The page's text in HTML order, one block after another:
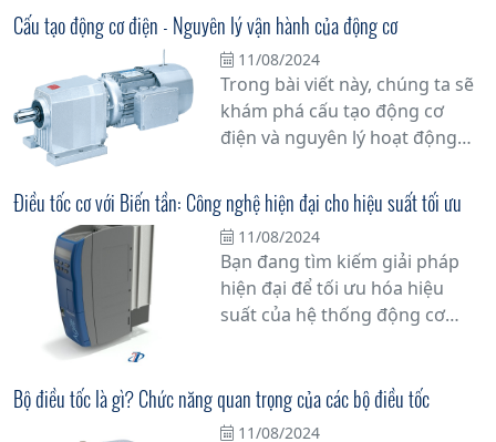
trọng đến vậy không? Bài viết
này sẽ đi sâu vào ý nghĩa động
cơ điện và vai trò của nó trong
cuộc sống hàng ngày của
chúng ta.
Cấu tạo động cơ điện - Nguyên lý vận hành của động cơ
11/08/2024
Trong bài viết này, chúng ta sẽ
khám phá cấu tạo động cơ
điện và nguyên lý hoạt động
không thể thiếu trong nhiều
thiết bị điện tử và ứng dụng
công nghiệp. Tìm hiểu sâu hơn
về cách mà động cơ điện hoạt
động và tại sao chúng lại là trái
tim của hệ thống máy móc và
Điều tốc cơ với Biến tần: Công nghệ hiện đại cho hiệu suất tối ưu
11/08/2024
Bạn đang tìm kiếm giải pháp
hiện đại để tối ưu hóa hiệu
suất của hệ thống động cơ
Biến tần - một giải pháp tiên
tiến giúp tăng cường hiệu quả
Bộ điều tốc là gì? Chức năng quan trọng của các bộ điều tốc
11/08/2024